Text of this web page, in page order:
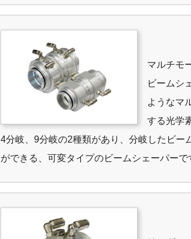
マルチモ
ビームシ
ようなマ
する光学
4分岐、9分岐の2種類があり、分岐したビー
ができる、可変タイプのビームシェーパーで